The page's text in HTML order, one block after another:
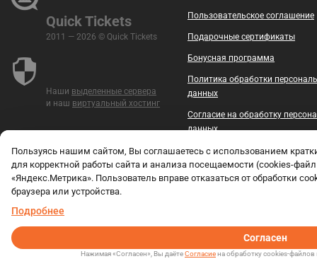
Quick Tickets
2011 — 2026 © Quick Tickets
Наши выделенные сервера
и наш виртуальный хостинг
Пользовательское соглашение
Подарочные сертификаты
Бонусная программа
Политика обработки
данных
Согласие на обработку
данных
Безопасность
Контакты
Пользуясь нашим сайтом, Вы соглашаетесь с использованием
для корректной работы сайта и анализа посещаемости (cookies-
«Яндекс.Метрика». Пользователь вправе отказаться от обработки
браузера или устройства.
Подробнее
Согласен
Нажимая «Согласен», Вы даётеСогласиена обработку cookies-файлов